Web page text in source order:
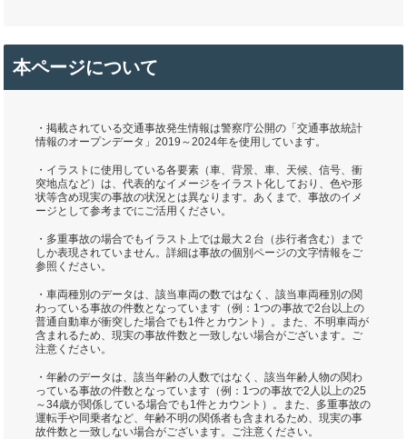
本ページについて
・掲載されている交通事故発生情報は警察庁公開の「交通事故統計
情報のオープンデータ」2019～2024年を使用しています。
・イラストに使用している各要素（車、背景、車、天候、信号、衝
突地点など）は、代表的なイメージをイラスト化しており、色や形
状等含め現実の事故の状況とは異なります。あくまで、事故のイメ
ージとして参考までにご活用ください。
・多重事故の場合でもイラスト上では最大２台（歩行者含む）まで
しか表現されていません。詳細は事故の個別ページの文字情報をご
参照ください。
・車両種別のデータは、該当車両の数ではなく、該当車両種別の関
わっている事故の件数となっています（例：1つの事故で2台以上の
普通自動車が衝突した場合でも1件とカウント）。また、不明車両が
含まれるため、現実の事故件数と一致しない場合がございます。ご
注意ください。
・年齢のデータは、該当年齢の人数ではなく、該当年齢人物の関わ
っている事故の件数となっています（例：1つの事故で2人以上の25
～34歳が関係している場合でも1件とカウント）。また、多重事故の
運転手や同乗者など、年齢不明の関係者も含まれるため、現実の事
故件数と一致しない場合がございます。ご注意ください。